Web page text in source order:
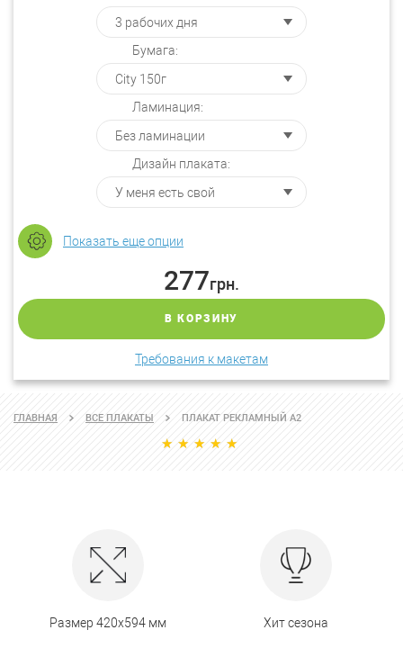
Бумага:
Ламинация:
Дизайн плаката:
Показать еще опции
277грн.
В КОРЗИНУ
Требования к макетам
ГЛАВНАЯ ВСЕ ПЛАКАТЫ ПЛАКАТ РЕКЛАМНЫЙ А2
Размер 420х594 мм Хит сезона